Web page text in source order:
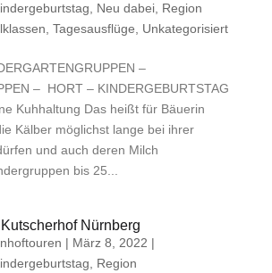
Neu dabei, Region
Tagesausflüge Unkategorisiert
–
– HORT – KINDERGEBURTSTAG
Kuhhaltung Das heißt für Bäuerin
Kälber möglichst lange bei ihrer
und auch deren Milch
bis 25...
Nürnberg
| März 8, 2022 |
Region